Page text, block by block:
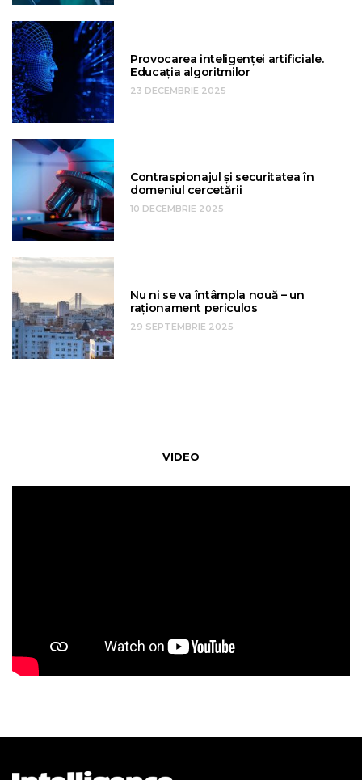
Provocarea inteligenței artificiale.
Educația algoritmilor
23 DECEMBRIE 2025
Contraspionajul și securitatea în
domeniul cercetării
10 DECEMBRIE 2025
Nu ni se va întâmpla nouă – un
raționament periculos
29 SEPTEMBRIE 2025
VIDEO